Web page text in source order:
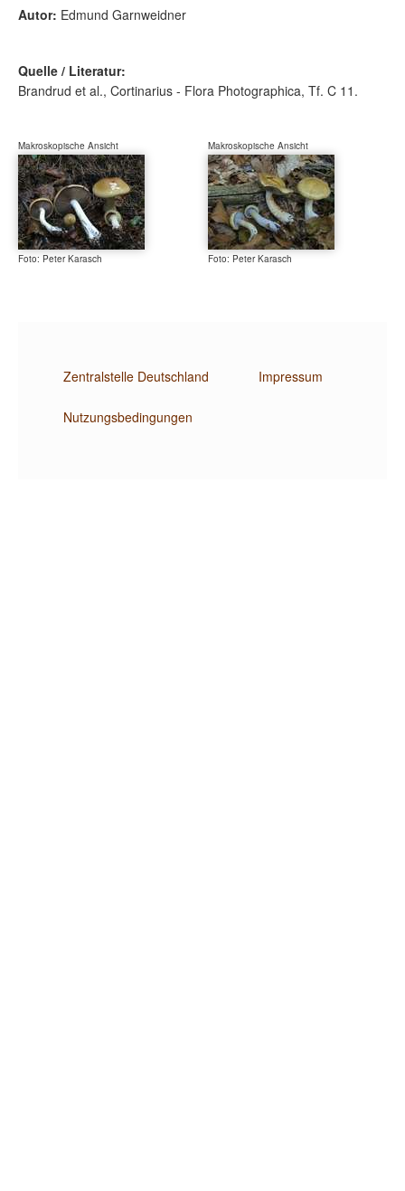
Autor: Edmund Garnweidner
Quelle / Literatur:
Brandrud et al., Cortinarius - Flora Photographica, Tf. C 11.
Makroskopische Ansicht
Foto: Peter Karasch
Makroskopische Ansicht
Foto: Peter Karasch
Zentralstelle Deutschland Impressum
Nutzungsbedingungen